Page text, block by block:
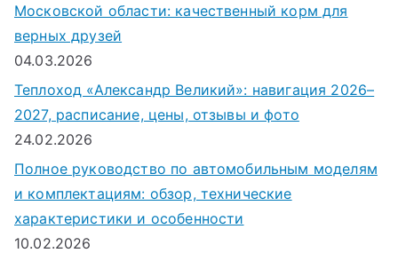
Московской области: качественный корм для
верных друзей
04.03.2026
Теплоход «Александр Великий»: навигация 2026–
2027, расписание, цены, отзывы и фото
24.02.2026
Полное руководство по автомобильным моделям
и комплектациям: обзор, технические
характеристики и особенности
10.02.2026